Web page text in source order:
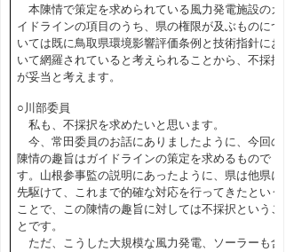
本陳情で策定を求められている風力発電施設のガ
イドラインの項目のうち、県の権限が及ぶものにつ
いては既に鳥取県環境影響評価条例と技術指針にお
いて網羅されていると考えられることから、不採択
が妥当と考えます。
○川部委員
私も、不採択を求めたいと思います。
今、常田委員のお話にありましたように、今回の
陳情の趣旨はガイドラインの策定を求めるもので
す。山根参事監の説明にあったように、県は他県に
先駆けて、これまで的確な対応を行ってきたという
ことで、この陳情の趣旨に対しては不採択というこ
とです。
ただ、こうした大規模な風力発電、ソーラーも含